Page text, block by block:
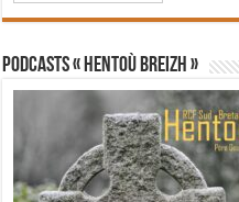
PODCASTS « Hentoù Breizh »